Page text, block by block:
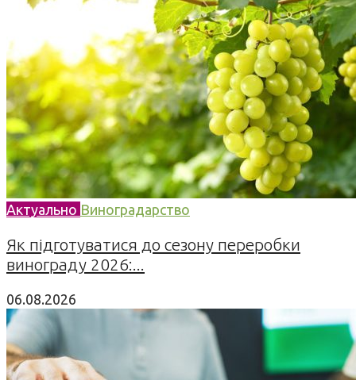
Актуально Виноградарство
Як підготуватися до сезону переробки
винограду 2026:...
06.08.2026